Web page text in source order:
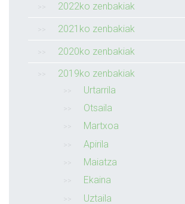
2022ko zenbakiak
2021ko zenbakiak
2020ko zenbakiak
2019ko zenbakiak
Urtarrila
Otsaila
Martxoa
Apirila
Maiatza
Ekaina
Uztaila